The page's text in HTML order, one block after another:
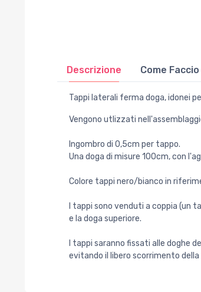
Descrizione Come
Tappi laterali ferma doga, idonei
Vengono utlizzati
Ingombro di 0,5cm per tappo.
Una doga di misure 100cm, con
Colore tappi nero/bianco in
I tappi sono venduti a coppia (un
e la doga superiore.
I tappi saranno fissati alle doghe
evitando il libero scorrimento